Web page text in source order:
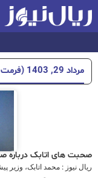
مرداد 29, 1403 (فرمت تاریخ آرشیو روزانه)
صحبت های اتابک درباره
ریال نیوز : محمد اتابک،